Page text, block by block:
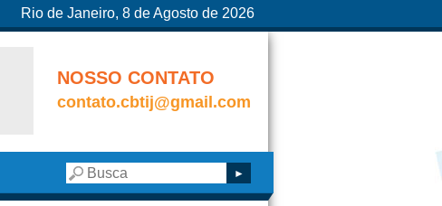
Rio de Janeiro, 8 de Agosto de 2026
NOSSO CONTATO
contato.cbtij@gmail.com